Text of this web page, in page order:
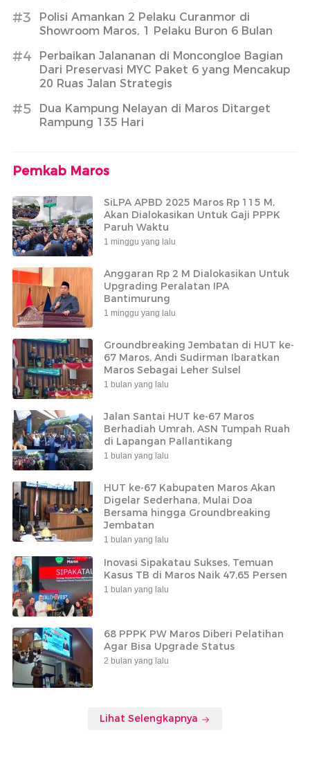
#3
Polisi Amankan 2 Pelaku Curanmor di
Showroom Maros, 1 Pelaku Buron 6 Bulan
#4
Perbaikan Jalananan di Moncongloe Bagian
Dari Preservasi MYC Paket 6 yang Mencakup
20 Ruas Jalan Strategis
#5
Dua Kampung Nelayan di Maros Ditarget
Rampung 135 Hari
Pemkab Maros
SiLPA APBD 2025 Maros Rp 115 M,
Akan Dialokasikan Untuk Gaji PPPK
Paruh Waktu
1 minggu yang lalu
Anggaran Rp 2 M Dialokasikan Untuk
Upgrading Peralatan IPA
Bantimurung
1 minggu yang lalu
Groundbreaking Jembatan di HUT ke-
67 Maros, Andi Sudirman Ibaratkan
Maros Sebagai Leher Sulsel
1 bulan yang lalu
Jalan Santai HUT ke-67 Maros
Berhadiah Umrah, ASN Tumpah Ruah
di Lapangan Pallantikang
1 bulan yang lalu
HUT ke-67 Kabupaten Maros Akan
Digelar Sederhana, Mulai Doa
Bersama hingga Groundbreaking
Jembatan
1 bulan yang lalu
Inovasi Sipakatau Sukses, Temuan
Kasus TB di Maros Naik 47,65 Persen
1 bulan yang lalu
68 PPPK PW Maros Diberi Pelatihan
Agar Bisa Upgrade Status
2 bulan yang lalu
Lihat Selengkapnya